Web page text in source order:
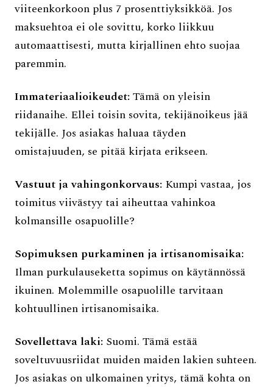
viiteenkorkoon plus 7 prosenttiyksikköä. Jos
maksuehtoa ei ole sovittu, korko liikkuu
automaattisesti, mutta kirjallinen ehto suojaa
paremmin.
Immateriaalioikeudet: Tämä on yleisin
riidanaihe. Ellei toisin sovita, tekijänoikeus jää
tekijälle. Jos asiakas haluaa täyden
omistajuuden, se pitää kirjata erikseen.
Vastuut ja vahingonkorvaus: Kumpi vastaa, jos
toimitus viivästyy tai aiheuttaa vahinkoa
kolmansille osapuolille?
Sopimuksen purkaminen ja irtisanomisaika:
Ilman purkulauseketta sopimus on käytännössä
ikuinen. Molemmille osapuolille tarvitaan
kohtuullinen irtisanomisaika.
Sovellettava laki: Suomi. Tämä estää
soveltuvuusriidat muiden maiden lakien suhteen.
Jos asiakas on ulkomainen yritys, tämä kohta on